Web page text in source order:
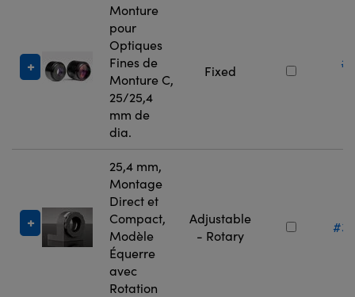
Monture
pour
Optiques
Fines de
Monture C,
25/25,4
mm de
dia.
Fixed
25,4 mm,
Montage
Direct et
Compact,
Modèle
Équerre
avec
Rotation
Adjustable
- Rotary